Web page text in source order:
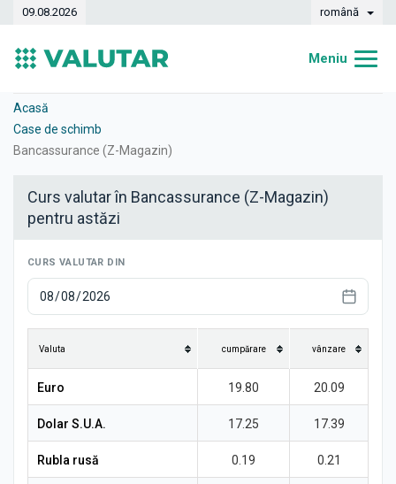
09.08.2026 română
Meniu
Curs valutar
Valute
Acasă
Case de schimb
Bancassurance (Z-Magazin)
Curs valutar în Bancassurance (Z-Magazin)
pentru astăzi
CURS VALUTAR DIN
Valuta cumpărare vânzare
Euro 19.80 20.09
Dolar S.U.A. 17.25 17.39
Rubla rusă 0.19 0.21